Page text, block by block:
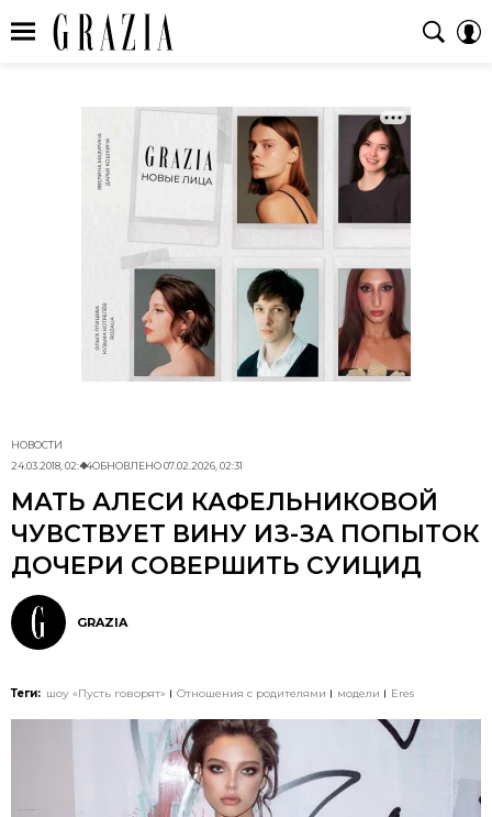
НОВОСТИ
24.03.2018, 02:44ОБНОВЛЕНО07.02.2026, 02:31
МАТЬ АЛЕСИ КАФЕЛЬНИКОВОЙ
ЧУВСТВУЕТ ВИНУ ИЗ-ЗА ПОПЫТОК
ДОЧЕРИ СОВЕРШИТЬ СУИЦИД
GRAZIA
Теги: шоу «Пусть говорят» Отношения с родителями модели Eres